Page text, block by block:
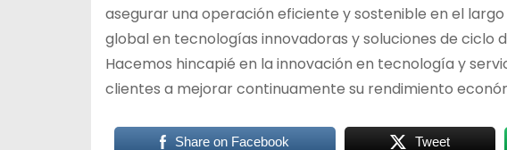
asegurar una operación eficiente y sostenible en el
global en tecnologías innovadoras y soluciones de ciclo
Hacemos hincapié en la innovación en tecnología y
clientes a mejorar continuamente su rendimiento
Share on Facebook Tweet